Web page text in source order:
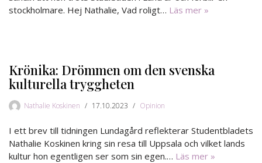
stockholmare. Hej Nathalie, Vad roligt… Läs mer »
Krönika: Drömmen om den svenska
kulturella tryggheten
Nathalie Koskinen 17.10.2023 Opinion
I ett brev till tidningen Lundagård reflekterar Studentbladets
Nathalie Koskinen kring sin resa till Uppsala och vilket lands
kultur hon egentligen ser som sin egen.… Läs mer »